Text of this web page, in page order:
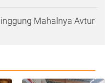
Mahalnya Avtur